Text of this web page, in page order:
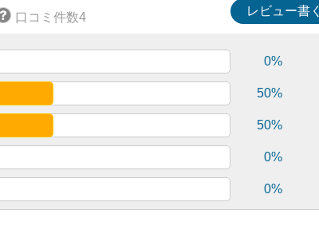
口コミ件数4 レビュー書く
0%
50%
50%
0%
0%